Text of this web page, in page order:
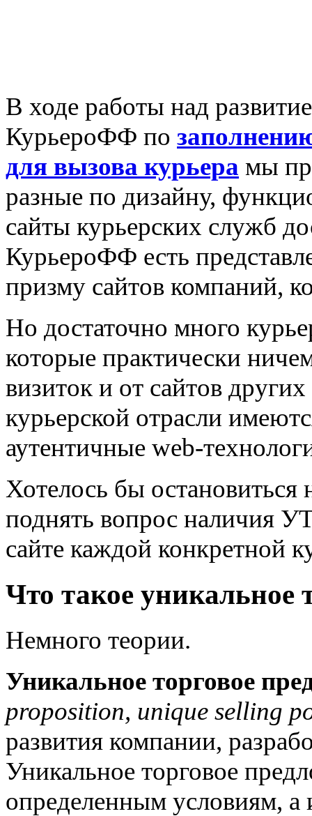
В ходе работы над
КурьероФФ по
для вызова курьера мы
разные по дизайну,
сайты курьерских служб
КурьероФФ есть
призму сайтов компаний,
Но достаточно много
которые практически
визиток и от сайтов
курьерской отрасли
аутентичные web-
Хотелось бы
поднять вопрос наличия
сайте каждой конкретной
Что такое уникальное
Немного теории.
Уникальное торговое
proposition, unique selling
развития компании,
Уникальное торговое
определенным условиям, а